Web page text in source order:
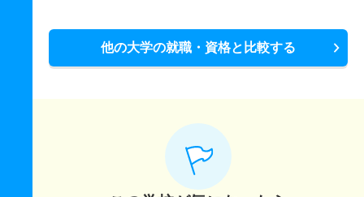
他の大学の就職・資格と比較する